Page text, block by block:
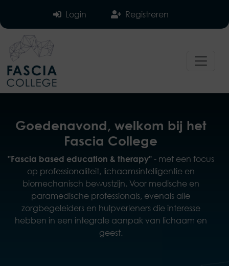
Login Registreren
Goedenavond, welkom bij het
Fascia College
"Fascia based education & therapy"- met een focus
op professionaliteit, lichaamsintelligentie en
biomechanisch bewustzijn. Voor medische en
paramedische professionals, evenals alle
zorgbegeleiders en hulpverleners die interesse
hebben in een integrale aanpak van lichaam en
geest.